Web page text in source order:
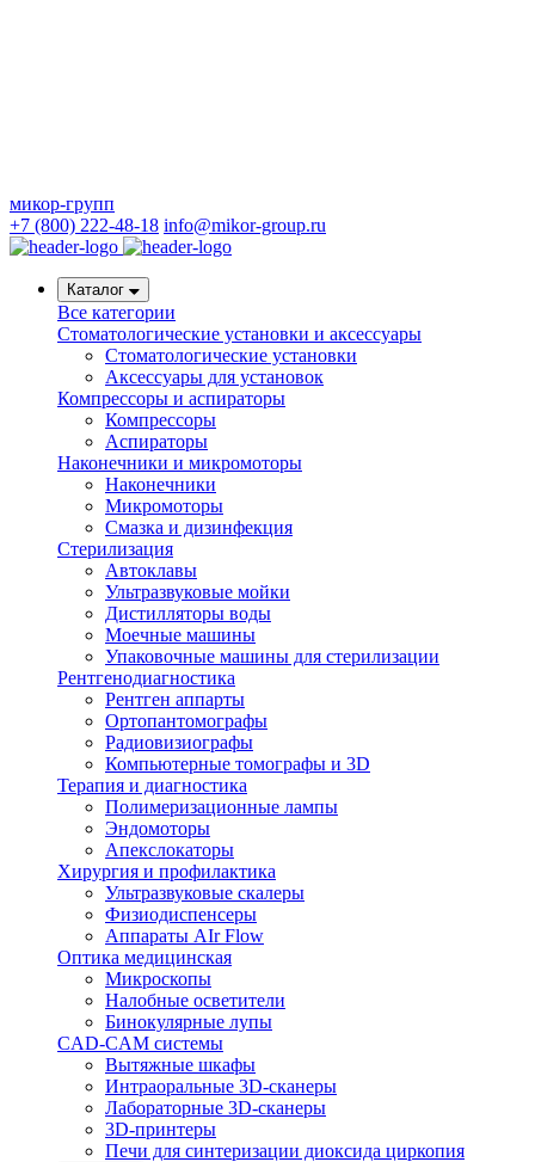
микор-групп
+7 (800) 222-48-18 info@mikor-group.ru
Каталог
Все категории
Стоматологические установки и аксессуары
Стоматологические установки
Аксессуары для установок
Компрессоры и аспираторы
Компрессоры
Аспираторы
Наконечники и микромоторы
Наконечники
Микромоторы
Смазка и дизинфекция
Стерилизация
Автоклавы
Ультразвуковые мойки
Дистилляторы воды
Моечные машины
Упаковочные машины для стерилизации
Рентгенодиагностика
Рентген аппарты
Ортопантомографы
Радиовизиографы
Компьютерные томографы и 3D
Терапия и диагностика
Полимеризационные лампы
Эндомоторы
Апекслокаторы
Хирургия и профилактика
Ультразвуковые скалеры
Физиодиспенсеры
Аппараты AIr Flow
Оптика медицинская
Микроскопы
Налобные осветители
Бинокулярные лупы
CAD-CAM системы
Вытяжные шкафы
Интраоральные 3D-сканеры
Лабораторные 3D-сканеры
3D-принтеры
Печи для синтеризации диоксида циркопия